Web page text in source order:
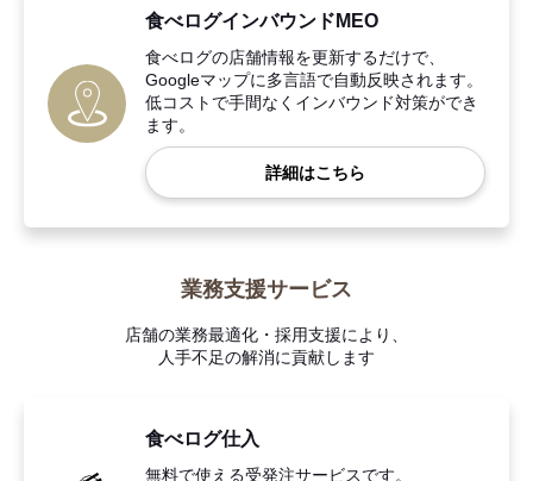
食べログインバウンドMEO
食べログの店舗情報を更新するだけで、
Googleマップに多言語で自動反映されます。
低コストで手間なくインバウンド対策ができ
ます。
詳細はこちら
業務支援サービス
店舗の業務最適化・採用支援により、
人手不足の解消に貢献します
食べログ仕入
無料で使える受発注サービスです。